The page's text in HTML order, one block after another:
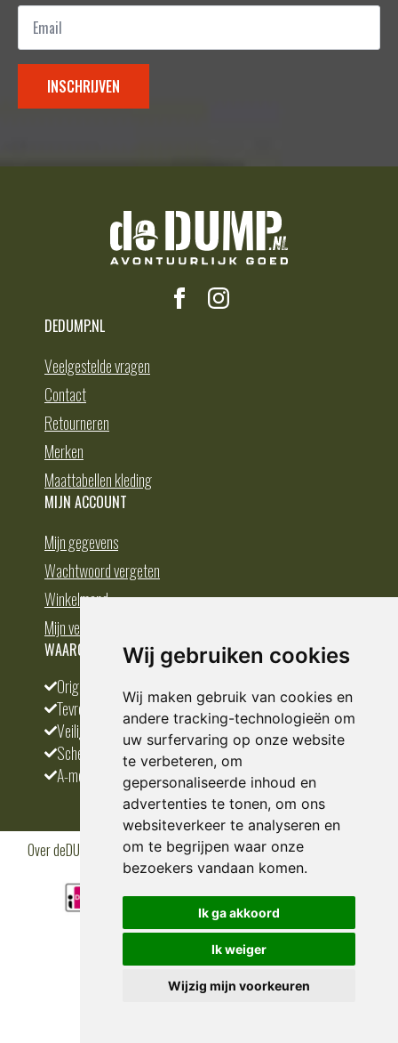
Wij gebruiken cookies
Wij maken gebruik van cookies en
andere tracking-technologieën om
uw surfervaring op onze website
te verbeteren, om
gepersonaliseerde inhoud en
advertenties te tonen, om ons
websiteverkeer te analyseren en
om te begrijpen waar onze
bezoekers vandaan komen.
Ik ga akkoord
Ik weiger
Wijzig mijn voorkeuren
Email
INSCHRIJVEN
DEDUMP.NL
Veelgestelde vragen
Contact
Retourneren
Merken
Maattabellen kleding
MIJN ACCOUNT
Mijn gegevens
Wachtwoord vergeten
Winkelmand
Mijn verlanglijst
WAAROM BESTELLEN BIJ DEDUMP.NL
Origineel en divers
Tevreden klanten
Veilig betalen
Scherpste prijs
A-merken
Over deDUMP.nl Algemene voorwaardenPrivacy PolicyKlantenservice
CookiesBlogs